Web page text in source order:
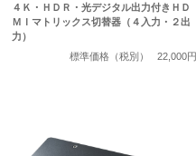
４Ｋ・ＨＤＲ・光デジタル出力付きＨＤ
ＭＩマトリックス切替器（４入力・２出
力）
標準価格（税別）
22,000円